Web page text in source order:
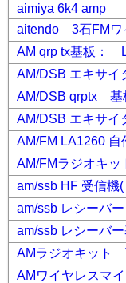
aimiya 6k4 amp
aitendo 3石FMワ
AM qrp tx基板：
AM/DSB エキサ
AM/DSB qrptx
AM/DSB エキサ
AM/FM LA1260 自
AM/FMラジオキッ
am/ssb HF 受信
am/ssb レシーバ
am/ssb レシーバ
AMラジオキッ
AMワイヤレスマ